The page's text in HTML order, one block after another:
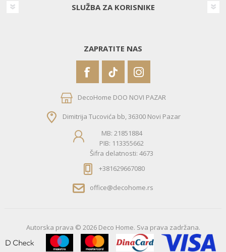
SLUŽBA ZA KORISNIKE
ZAPRATITE NAS
DecoHome DOO NOVI PAZAR
Dimitrija Tucovića bb, 36300 Novi Pazar
MB: 21851884
PIB: 113355662
Šifra delatnosti: 4673
+381629667080
office@decohome.rs
Autorska prava © 2026 Deco Home. Sva prava zadržana.